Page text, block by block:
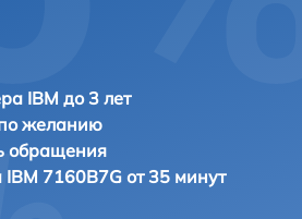
IBM до 3 лет
желанию
обращения
IBM 7160B7G от 35 минут